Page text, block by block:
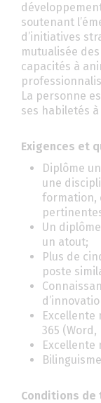
soutenant
d’initiatives
mutualisée
capacités à
La personne
ses habiletés
Exigences et
Diplôme
une
formation,
Un
un atout;
Plus de
poste
Excellente
365 (Word,
Excellente
Conditions de